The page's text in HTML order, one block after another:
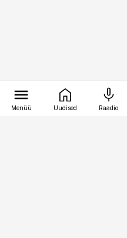
Menüü Uudised Raadio